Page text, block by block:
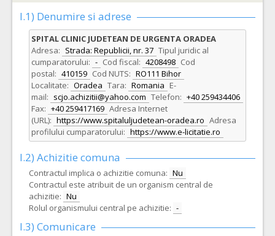
I.1) Denumire si adrese
SPITAL CLINIC JUDETEAN DE URGENTA ORADEA
Adresa: Strada: Republicii, nr. 37 Tipul juridic al
cumparatorului: - Cod fiscal: 4208498 Cod
postal: 410159 Cod NUTS: RO111 Bihor
Localitate: Oradea Tara: Romania E-
mail: scjo.achizitii@yahoo.com Telefon: +40 259434406
Fax: +40 259417169 Adresa Internet
(URL): https://www.spitaluljudetean-oradea.ro Adresa
profilului cumparatorului: https://www.e-licitatie.ro
I.2) Achizitie comuna
Contractul implica o achizitie comuna: Nu
Contractul este atribuit de un organism central de
achizitie: Nu
Rolul organismului central pe achizitie: -
I.3) Comunicare